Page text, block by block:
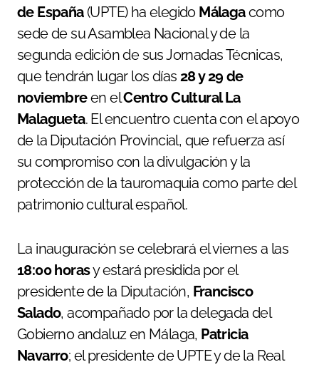
de España(UPTE) ha elegido Málagacomo
sede de su Asamblea Nacional y de la
segunda edición de sus Jornadas Técnicas,
que tendrán lugar los días 28 y 29 de
noviembreen elCentro Cultural La
Malagueta. El encuentro cuenta con el apoyo
de la Diputación Provincial, que refuerza así
su compromiso con la divulgación y la
protección de la tauromaquia como parte del
patrimonio cultural español.
La inauguración se celebrará el viernes a las
18:00 horasy estará presidida por el
presidente de la Diputación, Francisco
Salado, acompañado por la delegada del
Gobierno andaluz en Málaga, Patricia
Navarro; el presidente de UPTE y de la Real